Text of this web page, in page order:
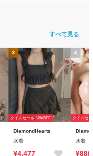
すべて見る
3
タイムセール 24%OFF
DiamondHearts
水着
¥4,477
4
タイムセ
水着
¥880